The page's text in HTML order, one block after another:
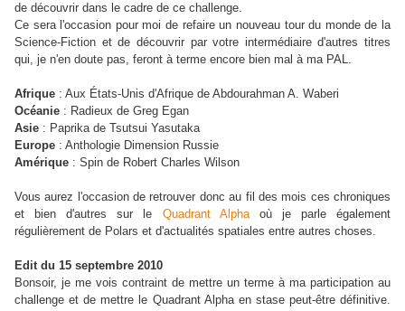
de découvrir dans le cadre de ce challenge.
Ce sera l'occasion pour moi de refaire un nouveau tour du monde de la
Science-Fiction et de découvrir par votre intermédiaire d'autres titres
qui, je n'en doute pas, feront à terme encore bien mal à ma PAL.
Afrique : Aux États-Unis d'Afrique de Abdourahman A. Waberi
Océanie : Radieux de Greg Egan
Asie : Paprika de Tsutsui Yasutaka
Europe : Anthologie Dimension Russie
Amérique : Spin de Robert Charles Wilson
Vous aurez l'occasion de retrouver donc au fil des mois ces chroniques
et bien d'autres sur le Quadrant Alphaoù je parle également
régulièrement de Polars et d'actualités spatiales entre autres choses.
Edit du 15 septembre 2010
Bonsoir, je me vois contraint de mettre un terme à ma participation au
challenge et de mettre le Quadrant Alpha en stase peut-être définitive.